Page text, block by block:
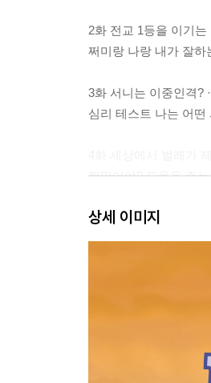
2화 전교 1등을 이기는
쩌미랑 나랑 내가 잘하
3화 서니는 이중인격?
심리 테스트 나는 어떤
쩜말이야? 도움을 주
5화 자나 깨나 입조심 ·
상세 이미지